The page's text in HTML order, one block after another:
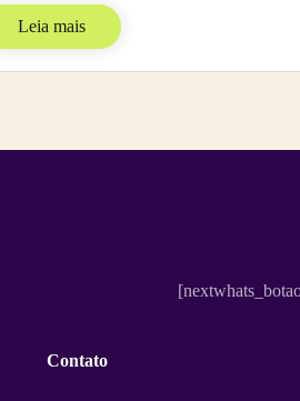
Leia mais
Contato